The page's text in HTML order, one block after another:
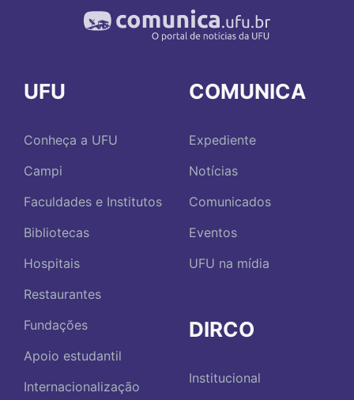
UFU
Conheça a UFU
Campi
Faculdades e Institutos
Bibliotecas
Hospitais
Restaurantes
Fundações
Apoio estudantil
Internacionalização
COMUNICA
Expediente
Notícias
Comunicados
Eventos
UFU na mídia
DIRCO
Institucional